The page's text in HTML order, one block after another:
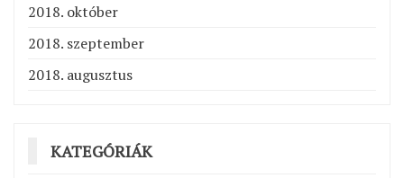
2018. október
2018. szeptember
2018. augusztus
KATEGÓRIÁK